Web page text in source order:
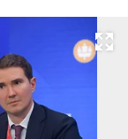
Развернуть